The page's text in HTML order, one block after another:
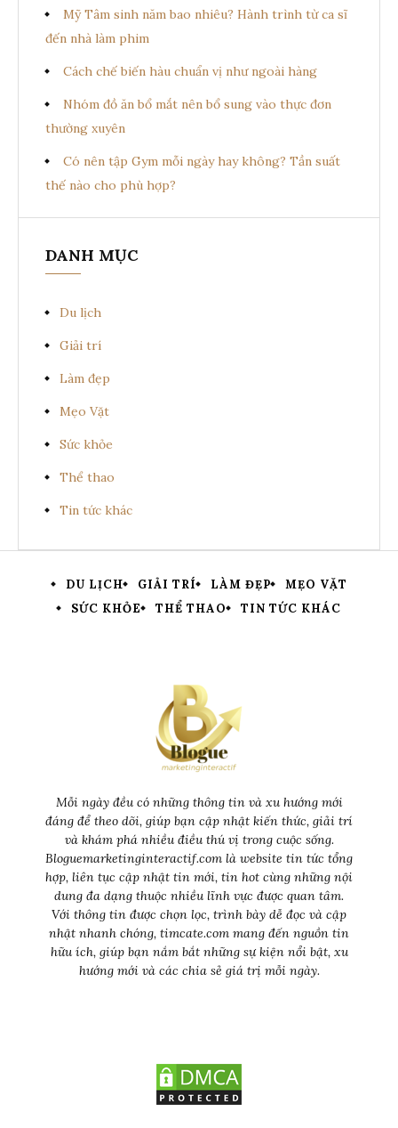
Mỹ Tâm sinh năm bao nhiêu? Hành trình từ ca sĩ
đến nhà làm phim
Cách chế biến hàu chuẩn vị như ngoài hàng
Nhóm đồ ăn bổ mắt nên bổ sung vào thực đơn
thường xuyên
Có nên tập Gym mỗi ngày hay không? Tần suất
thế nào cho phù hợp?
DANH MỤC
Du lịch
Giải trí
Làm đẹp
Mẹo Vặt
Sức khỏe
Thể thao
Tin tức khác
DU LỊCH GIẢI TRÍ LÀM ĐẸP
MẸO VẶT
SỨC KHỎE
THỂ THAO TIN TỨC KHÁC
Mỗi ngày đều có những thông tin và xu hướng mới
đáng để theo dõi, giúp bạn cập nhật kiến thức, giải trí
và khám phá nhiều điều thú vị trong cuộc sống.
Bloguemarketinginteractif.com là website tin tức tổng
hợp, liên tục cập nhật tin mới, tin hot cùng những nội
dung đa dạng thuộc nhiều lĩnh vực được quan tâm.
Với thông tin được chọn lọc, trình bày dễ đọc và cập
nhật nhanh chóng, timcate.com mang đến nguồn tin
hữu ích, giúp bạn nắm bắt những sự kiện nổi bật, xu
hướng mới và các chia sẻ giá trị mỗi ngày.